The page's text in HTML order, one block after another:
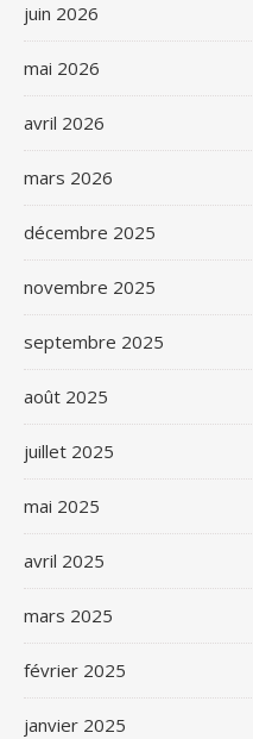
juin 2026
mai 2026
avril 2026
mars 2026
décembre 2025
novembre 2025
septembre 2025
août 2025
juillet 2025
mai 2025
avril 2025
mars 2025
février 2025
janvier 2025